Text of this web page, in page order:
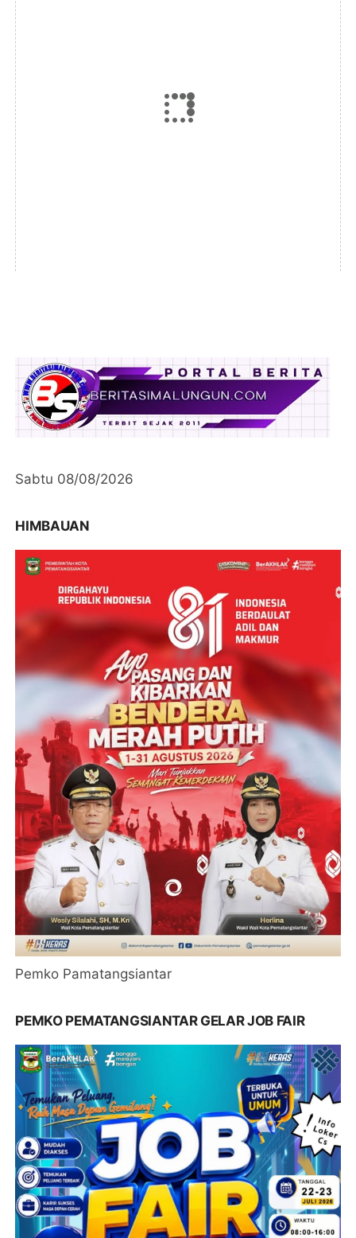
Sabtu 08/08/2026
HIMBAUAN
Pemko Pamatangsiantar
PEMKO PEMATANGSIANTAR GELAR JOB FAIR